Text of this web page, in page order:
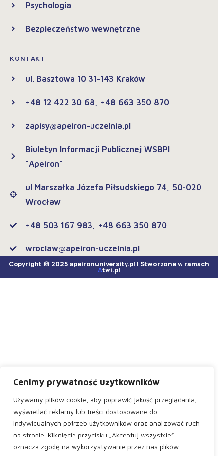
Cenimy prywatność użytkowników
Używamy plików cookie, aby poprawić jakość przeglądania,
wyświetlać reklamy lub treści dostosowane do
indywidualnych potrzeb użytkowników oraz analizować ruch
na stronie. Kliknięcie przycisku „Akceptuj wszystkie”
oznacza zgodę na wykorzystywanie przez nas plików
Psychologia
Bezpieczeństwo wewnętrzne
KONTAKT
ul. Basztowa 10 31-143 Kraków
+48 12 422 30 68, +48 663 350 870
zapisy@apeiron-uczelnia.pl
Biuletyn Informacji Publicznej WSBPI
"Apeiron"
ul Marszałka Józefa Piłsudskiego 74, 50-020
Wrocław
+48 503 167 983, +48 663 350 870
wroclaw@apeiron-uczelnia.pl
Copyright © 2025 apeironuniversity.pl | Stworzone w ramach
Atwi.pl